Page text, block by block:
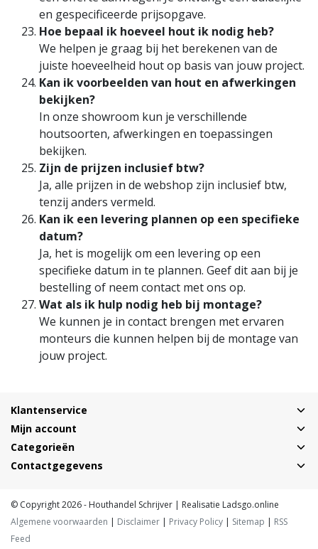
en gespecificeerde prijsopgave.
Hoe bepaal ik hoeveel hout ik nodig heb?
We helpen je graag bij het berekenen van de
juiste hoeveelheid hout op basis van jouw project.
Kan ik voorbeelden van hout en afwerkingen
bekijken?
In onze showroom kun je verschillende
houtsoorten, afwerkingen en toepassingen
bekijken.
Zijn de prijzen inclusief btw?
Ja, alle prijzen in de webshop zijn inclusief btw,
tenzij anders vermeld.
Kan ik een levering plannen op een specifieke
datum?
Ja, het is mogelijk om een levering op een
specifieke datum in te plannen. Geef dit aan bij je
bestelling of neem contact met ons op.
Wat als ik hulp nodig heb bij montage?
We kunnen je in contact brengen met ervaren
monteurs die kunnen helpen bij de montage van
jouw project.
Klantenservice
Mijn account
Categorieën
Contactgegevens
© Copyright 2026 - Houthandel Schrijver | Realisatie Ladsgo.online
Algemene voorwaarden | Disclaimer | Privacy Policy | Sitemap | RSS
Feed